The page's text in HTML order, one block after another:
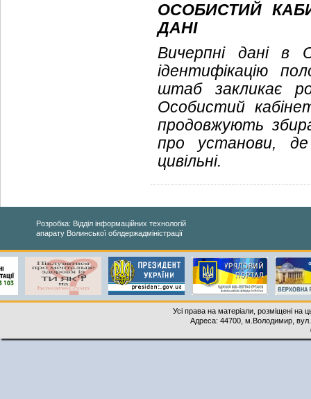
ОСОБИСТИЙ
ДАНІ
Вичерпні дані в
ідентифікацію
штаб закликає
Особистий
продовжують
про установи, де
цивільні.
Розробка: Відділ інформаційних технологій
апарату Волинської облдержадміністрації
Усі права на матеріали, розміщені на
Адреса: 44700, м.Володимир,